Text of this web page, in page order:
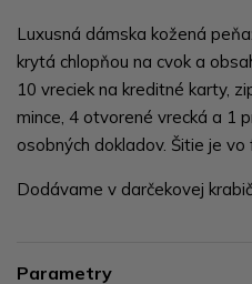
Luxusná dámska kožená
krytá chlopňou na cvok a
10 vreciek na kreditné karty,
mince, 4 otvorené vrecká a 1
osobných dokladov. Šitie je vo
Dodávame v darčekovej
Parametry